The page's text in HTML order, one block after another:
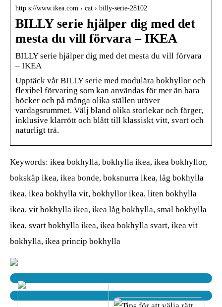
http s://www.ikea.com › cat › billy-serie-28102
BILLY serie hjälper dig med det
mesta du vill förvara – IKEA
BILLY serie hjälper dig med det mesta du vill förvara
– IKEA
Upptäck vår BILLY serie med modulära bokhyllor och
flexibel förvaring som kan användas för mer än bara
böcker och på många olika ställen utöver
vardagsrummet. Välj bland olika storlekar och färger,
inklusive klarrött och blått till klassiskt vitt, svart och
naturligt trä.
Keywords: ikea bokhylla, bokhylla ikea, ikea bokhyllor,
bokskåp ikea, ikea bonde, boksnurra ikea, låg bokhylla
ikea, ikea bokhylla vit, bokhyllor ikea, liten bokhylla
ikea, vit bokhylla ikea, ikea låg bokhylla, smal bokhylla
ikea, svart bokhylla ikea, ikea bokhylla svart, ikea vit
bokhylla, ikea princip bokhylla